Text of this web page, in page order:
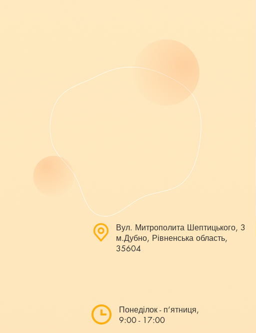
Вул. Митрополита Шептицького, 3
м.Дубно, Рівненська область,
35604
Понеділок - п’ятниця,
9:00 - 17:00